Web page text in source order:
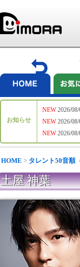
お知らせ
NEW
NEW
NEW
2026/
2026/
2026/
HOME > タレント50音順
土屋 神葉